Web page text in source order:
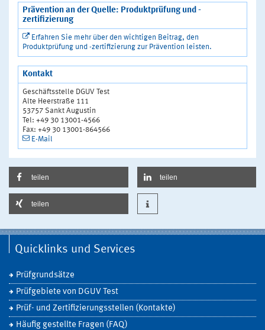
Prävention an der Quelle: Produktprüfung und -
zertifizierung
Erfahren Sie mehr über den wichtigen Beitrag, den
Produktprüfung und -zertifizierung zur Prävention leisten.
Kontakt
Geschäftsstelle DGUV Test
Alte Heerstraße 111
53757 Sankt Augustin
Tel: +49 30 13001-4566
Fax: +49 30 13001-864566
E-Mail
teilen teilen
teilen
Quicklinks und Services
Prüfgrundsätze
Prüfgebiete von DGUV Test
Prüf- und Zertifizierungsstellen (Kontakte)
Häufig gestellte Fragen (FAQ)